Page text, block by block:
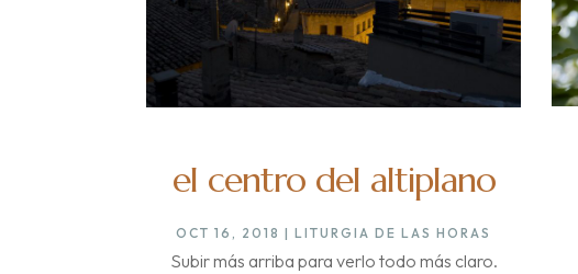
el centro del altiplano
OCT 16, 2018 |LITURGIA DE LAS HORAS
Subir más arriba para verlo todo más claro.